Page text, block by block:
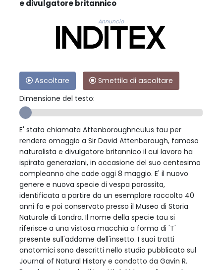
e divulgatore britannico
Annuncio
Ascoltare
Smettila di ascoltare
Dimensione del testo:
E' stata chiamata Attenboroughnculus tau per
rendere omaggio a Sir David Attenborough, famoso
naturalista e divulgatore britannico il cui lavoro ha
ispirato generazioni, in occasione del suo centesimo
compleanno che cade oggi 8 maggio. E' il nuovo
genere e nuova specie di vespa parassita,
identificata a partire da un esemplare raccolto 40
anni fa e poi conservato presso il Museo di Storia
Naturale di Londra. Il nome della specie tau si
riferisce a una vistosa macchia a forma di 'T'
presente sull'addome dell'insetto. I suoi tratti
anatomici sono descritti nello studio pubblicato sul
Journal of Natural History e condotto da Gavin R.